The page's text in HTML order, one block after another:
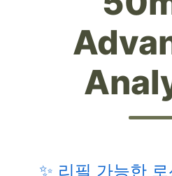
✨ 리필 가능한